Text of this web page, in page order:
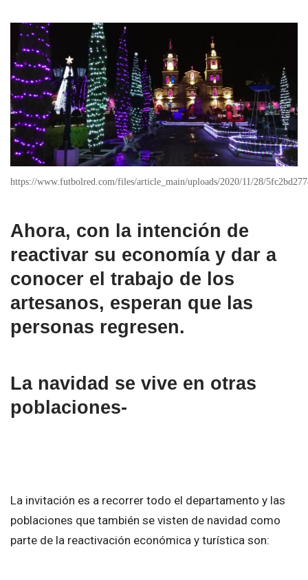
https://www.futbolred.com/files/article_main/uploads/2020/11/28/
Ahora, con la intención de
reactivar su economía y dar a
conocer el trabajo de los
artesanos, esperan que las
personas regresen.
La navidad se vive en otras
poblaciones-
La invitación es a recorrer todo el departamento y las
poblaciones que también se visten de navidad como
parte de la reactivación económica y turística son: